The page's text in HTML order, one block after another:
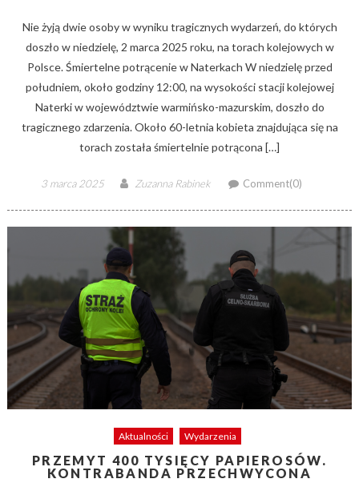
Nie żyją dwie osoby w wyniku tragicznych wydarzeń, do których
doszło w niedzielę, 2 marca 2025 roku, na torach kolejowych w
Polsce. Śmiertelne potrącenie w Naterkach W niedzielę przed
południem, około godziny 12:00, na wysokości stacji kolejowej
Naterki w województwie warmińsko-mazurskim, doszło do
tragicznego zdarzenia. Około 60-letnia kobieta znajdująca się na
torach została śmiertelnie potrącona […]
Posted
3 marca 2025 Author
Zuzanna Rabinek Comment(0)
Aktualności Wydarzenia
PRZEMYT 400 TYSIĘCY PAPIEROSÓW.
KONTRABANDA PRZECHWYCONA